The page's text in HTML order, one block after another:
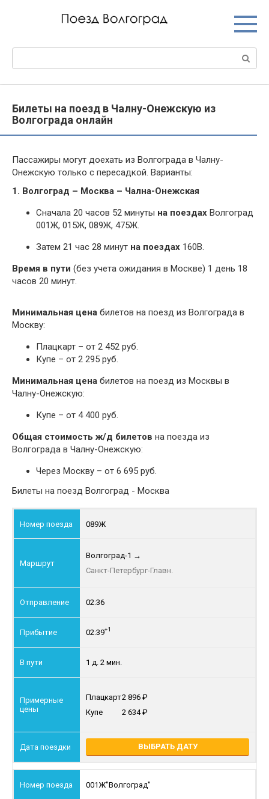
Билеты на поезд в Чалну-Онежскую из
Волгограда онлайн
Пассажиры могут доехать из Волгограда в Чалну-
Онежскую только с пересадкой. Варианты:
1. Волгоград – Москва – Чална-Онежская
Сначала 20 часов 52 минуты на поездах Волгоград
001Ж, 015Ж, 089Ж, 475Ж.
Затем 21 час 28 минут на поездах 160В.
Время в пути (без учета ожидания в Москве) 1 день 18
часов 20 минут.
Минимальная цена билетов на поезд из Волгограда в
Москву:
Плацкарт – от 2 452 руб.
Купе – от 2 295 руб.
Минимальная цена билетов на поезд из Москвы в
Чалну-Онежскую:
Купе – от 4 400 руб.
Общая стоимость ж/д билетов на поезда из
Волгограда в Чалну-Онежскую:
Через Москву – от 6 695 руб.
Билеты на поезд Волгоград - Москва
089Ж
Волгоград-1 →
Санкт-Петербург-Главн.
02:36
02:39+1
1 д. 2 мин.
Плацкарт2 896
Купе
2 634
ВЫБРАТЬ ДАТУ
001Ж"Волгоград"